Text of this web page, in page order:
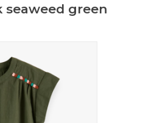
seaweed green